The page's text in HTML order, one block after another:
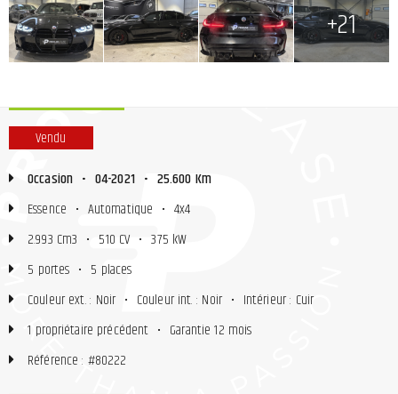
+21
Vendu
Occasion • 04-2021 • 25.600 Km
Essence • Automatique • 4x4
2.993 Cm3 • 510 CV • 375 kW
5 portes • 5 places
Couleur ext. : Noir • Couleur int. : Noir • Intérieur : Cuir
1 propriétaire précédent • Garantie 12 mois
Référence : #80222